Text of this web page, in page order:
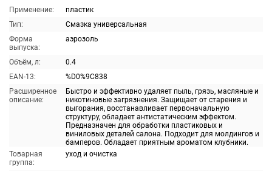
Применение:
пластик
Тип:
Смазка универсальная
Форма
выпуска:
аэрозоль
Объём, л:
0.4
EAN-13:
%D0%9C838
Расширенное
описание:
Быстро и эффективно удаляет пыль, грязь, масляные и
никотиновые загрязнения. Защищает от старения и
выгорания, восстанавливает первоначальную
структуру, обладает антистатическим эффектом.
Предназначен для обработки пластиковых и
виниловых деталей салона. Подходит для молдингов и
бамперов. Обладает приятным ароматом клубники.
Товарная
группа:
уход и очистка